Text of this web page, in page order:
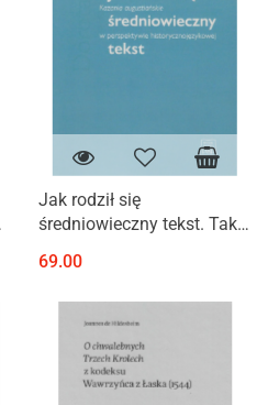
Jak rodził się
średniowieczny tekst. Tak
augustiańskie w
perspektywie
historycznojęzykowej
69.00